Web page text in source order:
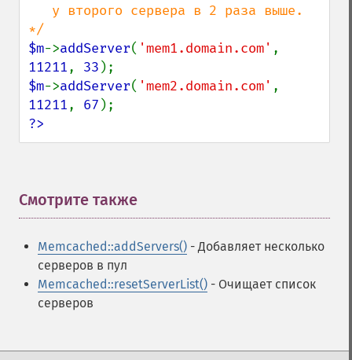
$m->addServer( 'mem1.domain.com'
11211, 33
$m->addServer( 'mem2.domain.com'
11211, 67
?>
Смотрите также
Memcached::addServers() - Добавляет несколько
серверов в пул
Memcached::resetServerList() - Очищает список
серверов